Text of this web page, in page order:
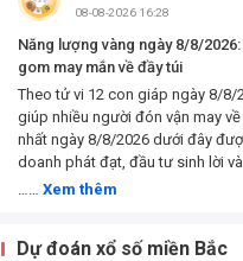
08-08-2026 16:28
Năng lượng vàng ngày 8/8/
gom may mắn về đầy túi
Theo tử vi 12 con giáp ngày 8/8/
giúp nhiều người đón vận may
nhất ngày 8/8/2026 dưới đây
doanh phát đạt, đầu tư sinh lời và
Xem thêm
Dự đoán xổ số miền Bắc